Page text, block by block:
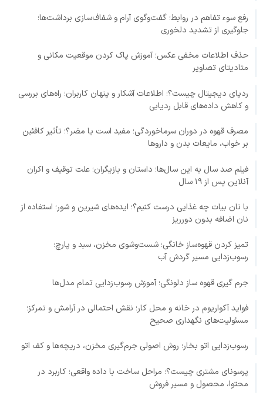
رفع سوء تفاهم در روابط؛ گفت‌وگوی آرام و شفاف‌سازی برداشت‌ها؛
جلوگیری از تشدید دلخوری
حذف اطلاعات مخفی عکس؛ آموزش پاک کردن موقعیت مکانی و
متادیتای تصاویر
ردپای دیجیتال چیست؟؛ اطلاعات آشکار و پنهان کاربران؛ راه‌های بررسی
و کاهش داده‌های قابل ردیابی
مصرف قهوه در دوران سرماخوردگی؛ مفید است یا مضر؟؛ تأثیر کافئین
بر خواب، مایعات بدن و داروها
فیلم صد سال به این سال‌ها؛ داستان و بازیگران؛ علت توقیف و اکران
آنلاین پس از ۱۹ سال
با نان بیات چه غذایی درست کنیم؟؛ ایده‌های شیرین و شور؛ استفاده از
نان اضافه بدون دورریز
تمیز کردن قهوه‌ساز خانگی؛ شست‌وشوی مخزن، سبد و پارچ؛
رسوب‌زدایی مسیر گردش آب
جرم گیری قهوه ساز دلونگی؛ آموزش رسوب‌زدایی تمام مدل‌ها
فواید آکواریوم در خانه و محل کار؛ نقش احتمالی در آرامش و تمرکز؛
مسئولیت‌های نگهداری صحیح
رسوب‌زدایی اتو بخار؛ روش اصولی جرم‌گیری مخزن، دریچه‌ها و کف اتو
پرسونای مشتری چیست؟؛ مراحل ساخت با داده واقعی؛ کاربرد در
محتوا، محصول و مسیر فروش